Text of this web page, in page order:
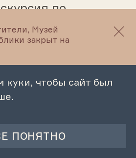
по
этнографическому
по
Музей
закрыт на
куки, чтобы сайт был